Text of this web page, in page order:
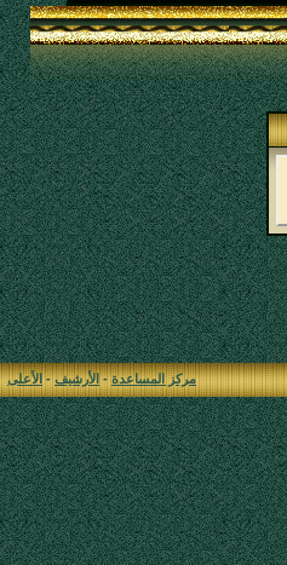
مركز المساعدة-الأرشيف-الأعلى